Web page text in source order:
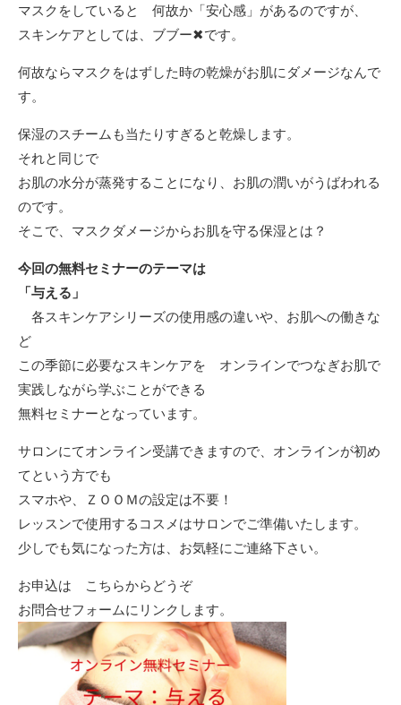
マスクをしていると 何故か「安心感」があるのですが、
スキンケアとしては、ブブー✖です。
何故ならマスクをはずした時の乾燥がお肌にダメージなんで
す。
保湿のスチームも当たりすぎると乾燥します。
それと同じで
お肌の水分が蒸発することになり、お肌の潤いがうばわれる
のです。
そこで、マスクダメージからお肌を守る保湿とは？
今回の無料セミナーのテーマは
「与える」
各スキンケアシリーズの使用感の違いや、お肌への働きな
ど
この季節に必要なスキンケアを オンラインでつなぎお肌で
実践しながら学ぶことができる
無料セミナーとなっています。
サロンにてオンライン受講できますので、オンラインが初め
てという方でも
スマホや、ＺＯＯＭの設定は不要！
レッスンで使用するコスメはサロンでご準備いたします。
少しでも気になった方は、お気軽にご連絡下さい。
お申込は
こちらからどうぞ
お問合せフォームにリンクします。